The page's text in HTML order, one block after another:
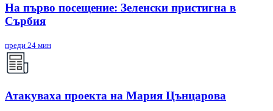
На първо посещение: Зеленски пристигна в
Сърбия
преди 24 мин
Атакуваха проекта на Мария Цънцарова